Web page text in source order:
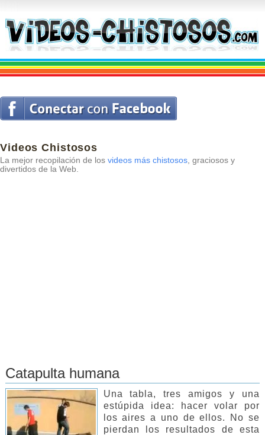
Videos Chistosos
La mejor recopilación de los videos más chistosos, graciosos y
divertidos de la Web.
Catapulta humana
Una tabla, tres amigos y una
estúpida idea: hacer volar por
los aires a uno de ellos. No se
pierdan los resultados de esta